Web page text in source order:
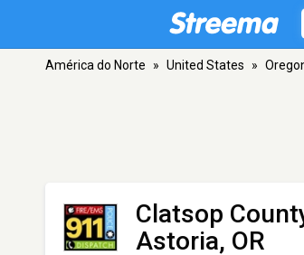
América do Norte » United States »
Clatsop
Astoria, OR